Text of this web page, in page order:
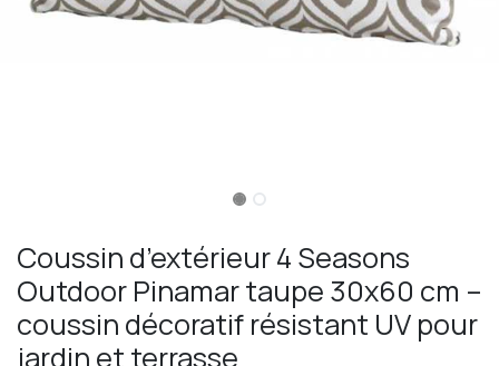
Coussin d’extérieur 4 Seasons
Outdoor Pinamar taupe 30x60 cm –
coussin décoratif résistant UV pour
jardin et terrasse